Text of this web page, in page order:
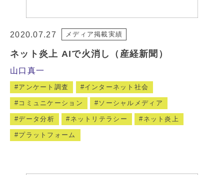
2020.07.27 メディア掲載実績
ネット炎上 AIで火消し（産経新聞）
山口真一
アンケート調査 インターネット社会
コミュニケーション ソーシャルメディア
データ分析 ネットリテラシー ネット炎上
プラットフォーム